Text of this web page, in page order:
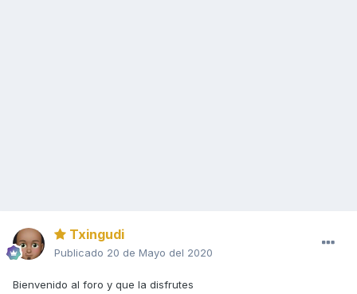
Txingudi
Publicado 20 de Mayo del 2020
Bienvenido al foro y que la disfrutes